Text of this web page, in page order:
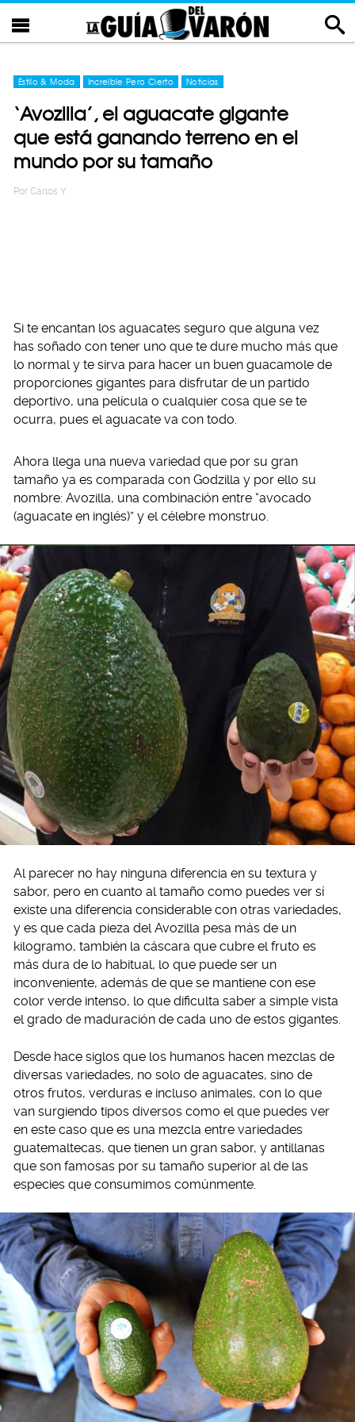
Estilo & Moda Increíble Pero Cierto Noticias
‘Avozilla’, el aguacate gigante
que está ganando terreno en el
mundo por su tamaño
Por Carlos Y
Si te encantan los aguacates seguro que alguna vez
has soñado con tener uno que te dure mucho más que
lo normal y te sirva para hacer un buen guacamole de
proporciones gigantes para disfrutar de un partido
deportivo, una película o cualquier cosa que se te
ocurra, pues el aguacate va con todo.
Ahora llega una nueva variedad que por su gran
tamaño ya es comparada con Godzilla y por ello su
nombre: Avozilla, una combinación entre “avocado
(aguacate en inglés)” y el célebre monstruo.
Al parecer no hay ninguna diferencia en su textura y
sabor, pero en cuanto al tamaño como puedes ver sí
existe una diferencia considerable con otras variedades,
y es que cada pieza del Avozilla pesa más de un
kilogramo, también la cáscara que cubre el fruto es
más dura de lo habitual, lo que puede ser un
inconveniente, además de que se mantiene con ese
color verde intenso, lo que dificulta saber a simple vista
el grado de maduración de cada uno de estos gigantes.
Desde hace siglos que los humanos hacen mezclas de
diversas variedades, no solo de aguacates, sino de
otros frutos, verduras e incluso animales, con lo que
van surgiendo tipos diversos como el que puedes ver
en este caso que es una mezcla entre variedades
guatemaltecas, que tienen un gran sabor, y antillanas
que son famosas por su tamaño superior al de las
especies que consumimos comúnmente.